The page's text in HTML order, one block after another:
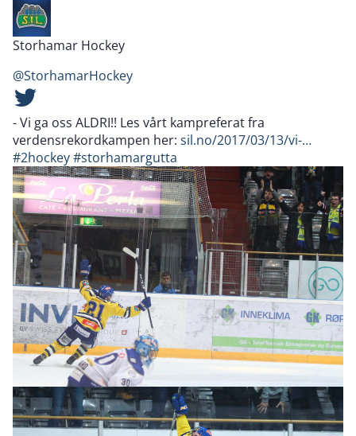
Storhamar Hockey
@StorhamarHockey
- Vi ga oss ALDRI!! Les vårt kampreferat fra
verdensrekordkampen her: sil.no/2017/03/13/vi-…
#2hockey#storhamargutta